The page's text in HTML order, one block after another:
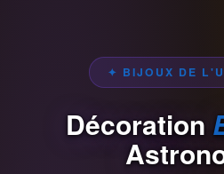
✦ BIJOUX DE
Décoration